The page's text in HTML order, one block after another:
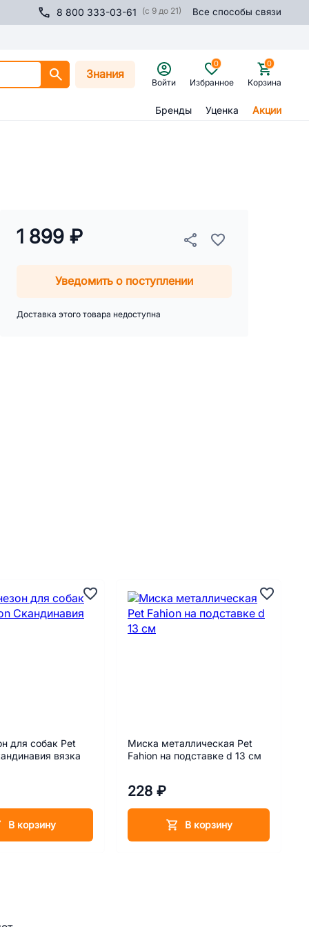
8 800 333-03-61 (с 9 до 21) Все способы связи
Знания
Войти Избранное
0
Корзина
0
Бренды Уценка Акции
1 899 ₽
Уведомить о поступлении
Доставка этого товара недоступна
для собак Pet
вязка
В корзину
Миска металлическая Pet
Fahion на подставке d 13 см
228 ₽
В корзину